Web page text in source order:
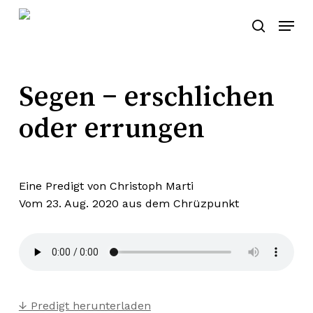
Skip
search
Menu
Segen – erschlichen
oder errungen
Eine Predigt von Christoph Marti
Vom 23. Aug. 2020 aus dem Chrüzpunkt
↓ Predigt herunterladen